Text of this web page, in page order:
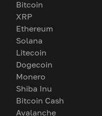
Bitcoin
XRP
Ethereum
Solana
Litecoin
Dogecoin
Monero
Shiba Inu
Bitcoin Cash
Avalanche